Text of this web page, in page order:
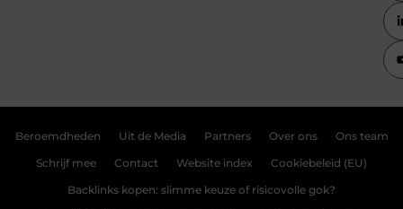
Beroemdheden Uit de Media Partners Over ons Ons team
Schrijf mee Contact Website index Cookiebeleid (EU)
Backlinks kopen: slimme keuze of risicovolle gok?